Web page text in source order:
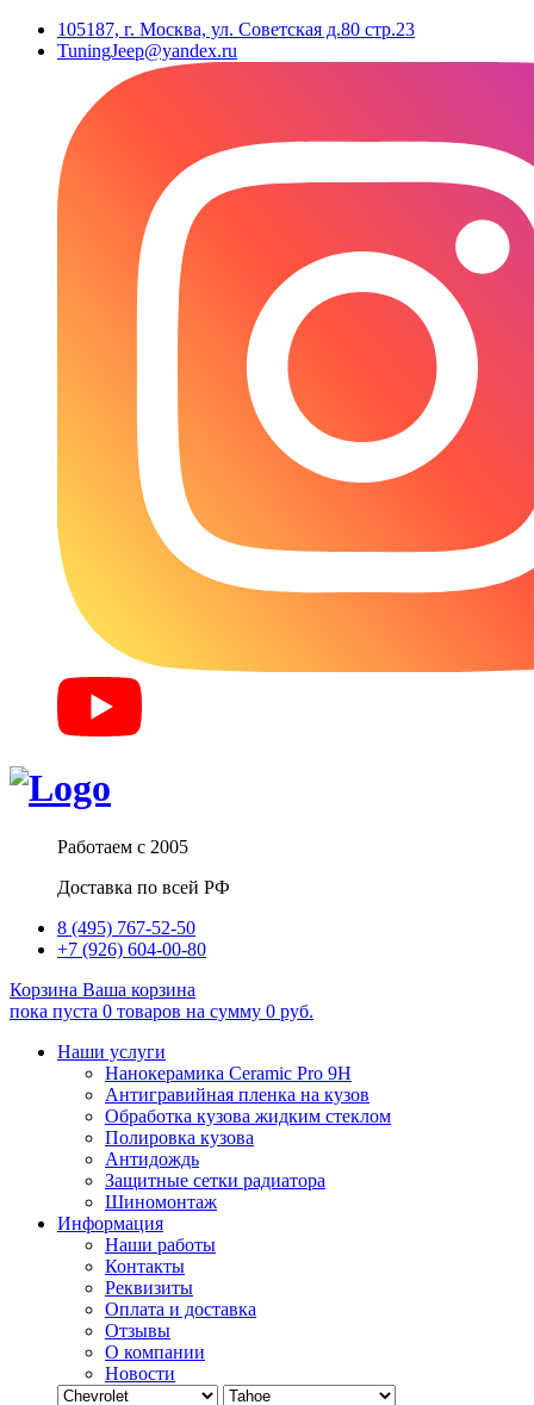
105187, г. Москва, ул. Советская д.80 стр.23
TuningJeep@yandex.ru
Работаем с 2005
Доставка по всей РФ
8 (495) 767-52-50
+7 (926) 604-00-80
Корзина Ваша корзина
пока пуста 0 товаров на сумму 0 руб.
Наши услуги
Нанокерамика Ceramic Pro 9H
Антигравийная пленка на кузов
Обработка кузова жидким стеклом
Полировка кузова
Антидождь
Защитные сетки радиатора
Шиномонтаж
Информация
Наши работы
Контакты
Реквизиты
Оплата и доставка
Отзывы
О компании
Новости